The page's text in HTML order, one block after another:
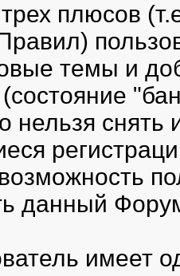
плюсов
темы и
нельзя
данный
имеет